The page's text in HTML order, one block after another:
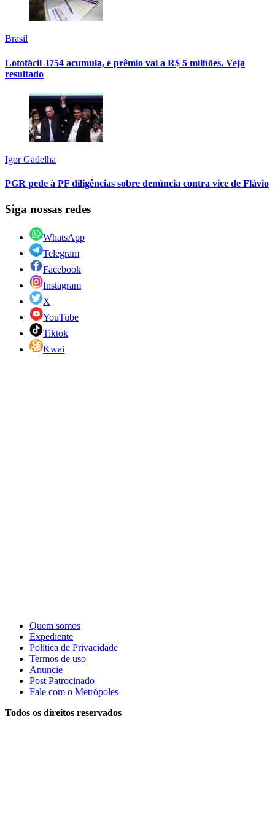
Brasil
Lotofácil 3754 acumula, e prêmio vai a R$ 5 milhões. Veja
resultado
Igor Gadelha
PGR pede à PF diligências sobre denúncia contra vice de Flávio
Siga nossas redes
WhatsApp
Telegram
Facebook
Instagram
X
YouTube
Tiktok
Kwai
Quem somos
Expediente
Política de Privacidade
Termos de uso
Anuncie
Post Patrocinado
Fale com o Metrópoles
Todos os direitos reservados